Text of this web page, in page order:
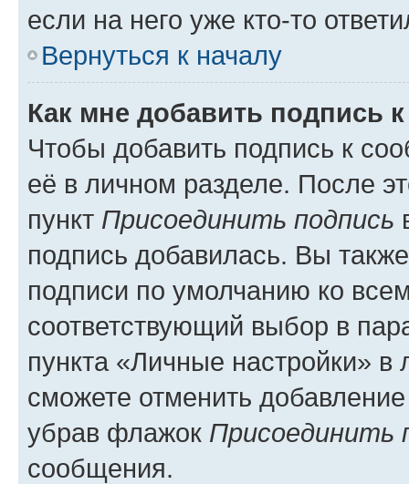
если на него уже кто-то
Вернуться к началу
Как мне добавить подпись
Чтобы добавить подпись к
её в личном разделе. После
пункт Присоединить подпись
подпись добавилась. Вы
подписи по умолчанию ко
соответствующий выбор в
пункта «Личные настройки»
сможете отменить
убрав флажок Присоединить
сообщения.